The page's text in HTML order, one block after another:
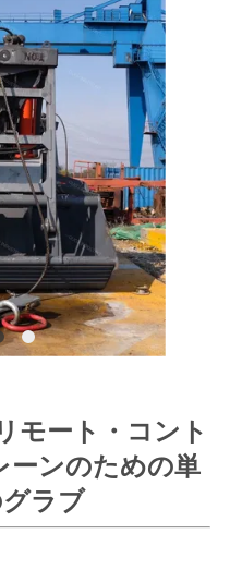
モート・コント
ーンのための単
ラブ